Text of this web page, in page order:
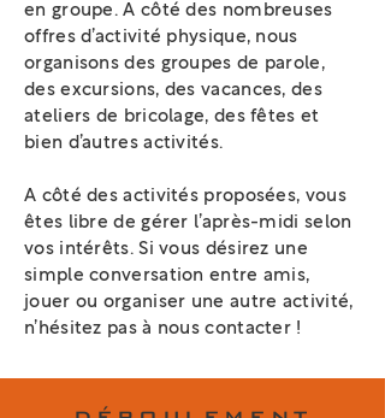
en groupe. A côté des nombreuses
offres d’activité physique, nous
organisons des groupes de parole,
des excursions, des vacances, des
ateliers de bricolage, des fêtes et
bien d’autres activités.
A côté des activités proposées, vous
êtes libre de gérer l’après-midi selon
vos intérêts. Si vous désirez une
simple conversation entre amis,
jouer ou organiser une autre activité,
n’hésitez pas à nous contacter !